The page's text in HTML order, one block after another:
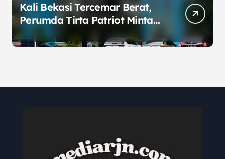
Kali Bekasi Tercemar Berat,
Perumda Tirta Patriot Minta
Maaf atas Penurunan Kualitas
Air